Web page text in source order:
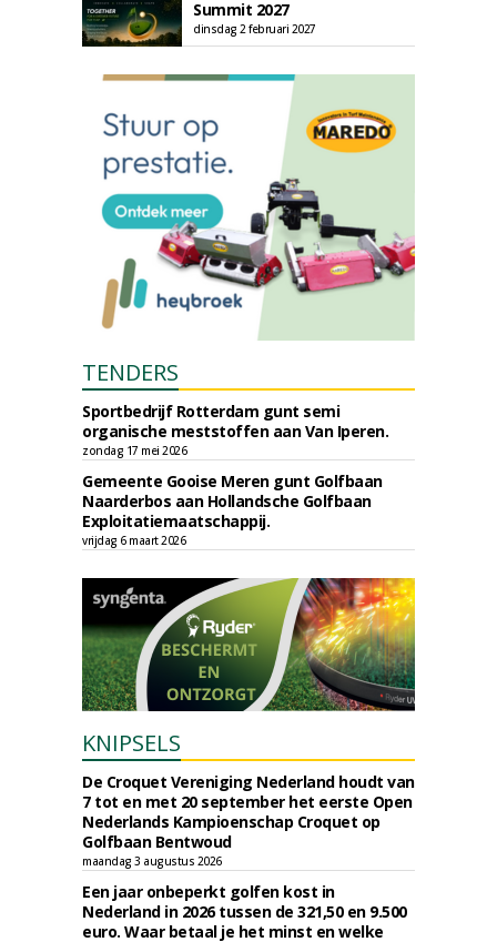
Summit 2027
dinsdag 2 februari 2027
TENDERS
Sportbedrijf Rotterdam gunt semi
organische meststoffen aan Van Iperen.
zondag 17 mei 2026
Gemeente Gooise Meren gunt Golfbaan
Naarderbos aan Hollandsche Golfbaan
Exploitatiemaatschappij.
vrijdag 6 maart 2026
KNIPSELS
De Croquet Vereniging Nederland houdt van
7 tot en met 20 september het eerste Open
Nederlands Kampioenschap Croquet op
Golfbaan Bentwoud
maandag 3 augustus 2026
Een jaar onbeperkt golfen kost in
Nederland in 2026 tussen de 321,50 en 9.500
euro. Waar betaal je het minst en welke